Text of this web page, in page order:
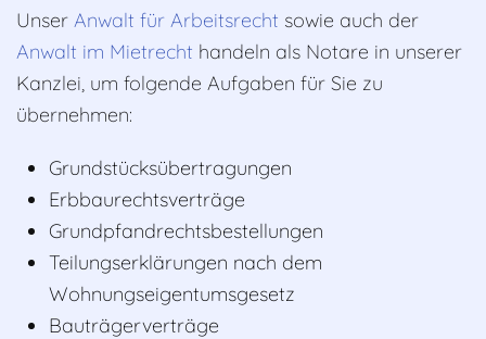
Unser Anwalt für Arbeitsrecht sowie auch der
Anwalt im Mietrecht handeln als Notare in unserer
Kanzlei, um folgende Aufgaben für Sie zu
übernehmen:
Grundstücksübertragungen
Erbbaurechtsverträge
Grundpfandrechtsbestellungen
Teilungserklärungen nach dem
Wohnungseigentumsgesetz
Bauträgerverträge